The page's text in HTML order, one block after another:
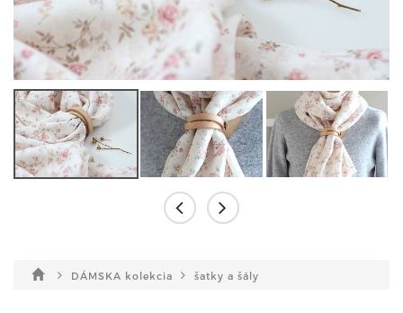
DÁMSKA kolekcia šatky a šály